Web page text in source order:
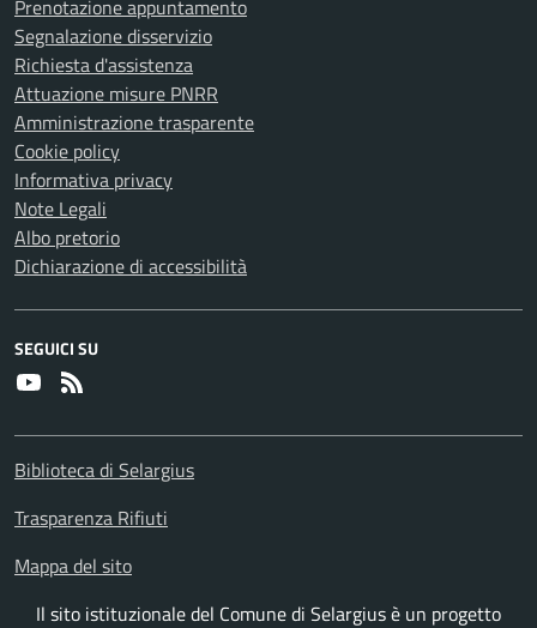
Prenotazione appuntamento
Segnalazione disservizio
Richiesta d'assistenza
Attuazione misure PNRR
Amministrazione trasparente
Cookie policy
Informativa privacy
Note Legali
Albo pretorio
Dichiarazione di accessibilità
SEGUICI SU
Youtube
Biblioteca di Selargius
Trasparenza Rifiuti
Mappa del sito
Il sito istituzionale del Comune di Selargius è un progetto